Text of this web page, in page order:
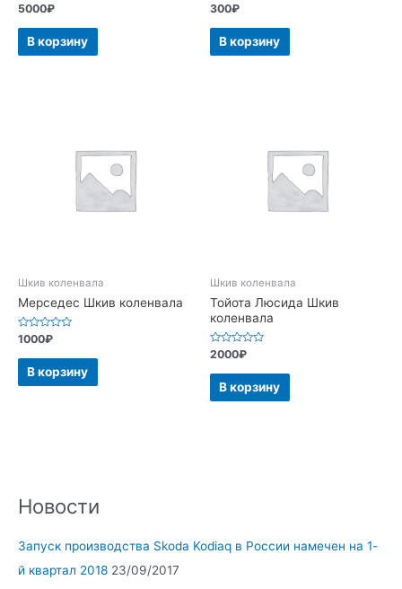
Новости
Запуск производства Skoda Kodiaq в России намечен на 1-
й квартал 2018 23/09/2017
Оценка
из
5000₽
В корзину
Оценка
из
300₽
В корзину
Шкив коленвала
Мерседес Шкив коленвала
Оценка
0
из
1000₽
В корзину
Шкив коленвала
Тойота Люсида Шкив
коленвала
Оценка
0
из
2000₽
В корзину